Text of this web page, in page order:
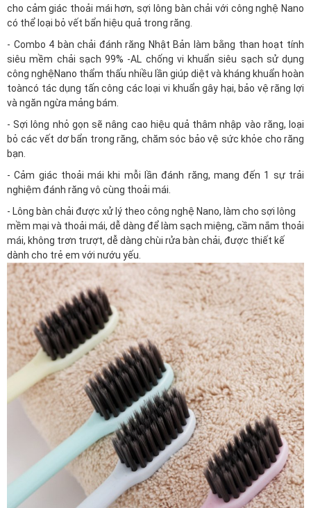
cho cảm giác thoải mái hơn, sợi lông bàn chải với công nghệ Nano
có thể loại bỏ vết bẩn hiệu quả trong răng.
- Combo 4 bàn chải đánh răng Nhật Bản làm bằng than hoạt tính
siêu mềm chải sạch 99% -AL chống vi khuẩn siêu sạch sử dụng
công nghệNano thẩm thấu nhiều lần giúp diệt và kháng khuẩn hoàn
toàncó tác dụng tấn công các loại vi khuẩn gây hại, bảo vệ răng lợi
và ngăn ngừa mảng bám.
- Sợi lông nhỏ gọn sẽ nâng cao hiệu quả thâm nhập vào răng, loại
bỏ các vết dơ bẩn trong răng, chăm sóc bảo vệ sức khỏe cho răng
bạn.
- Cảm giác thoải mái khi mỗi lần đánh răng, mang đến 1 sự trải
nghiệm đánh răng vô cùng thoải mái.
- Lông bàn chải được xử lý theo công nghệ Nano, làm cho sợi lông
mềm mại và thoải mái, dễ dàng để làm sạch miệng, cầm nắm thoải
mái, không trơn trượt, dễ dàng chùi rửa bàn chải, được thiết kế
dành cho trẻ em với nướu yếu.